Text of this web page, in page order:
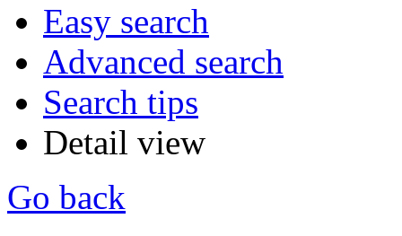
Easy search
Advanced search
Search tips
Detail view
Go back